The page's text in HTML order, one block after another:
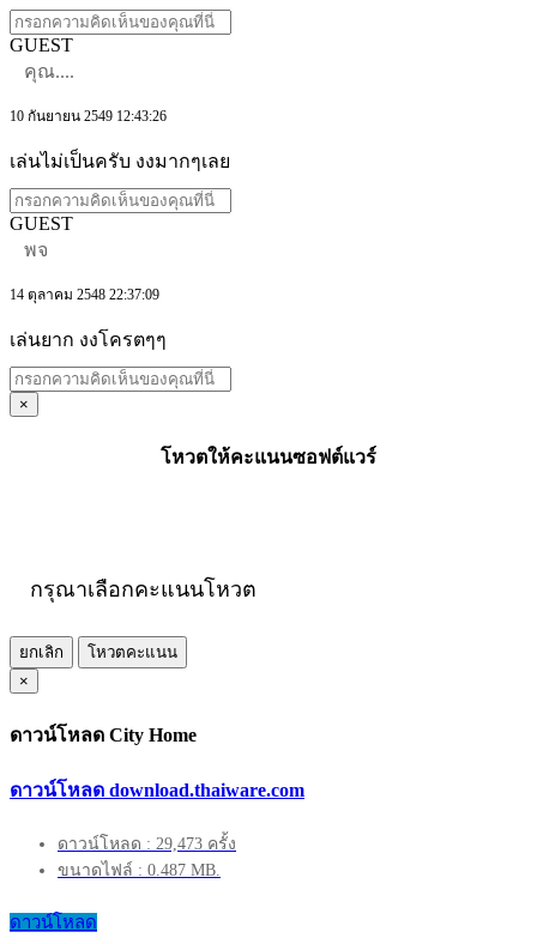
GUEST
คุณ....
10 กันยายน 2549 12:43:26
เล่นไม่เป็นครับ งงมากๆเลย
GUEST
พจ
14 ตุลาคม 2548 22:37:09
เล่นยาก งงโครตๆๆ
×
โหวตให้คะแนนซอฟต์แวร์
กรุณาเลือกคะแนนโหวต
ยกเลิก
โหวตคะแนน
×
ดาวน์โหลด City Home
ดาวน์โหลด download.thaiware.com
ดาวน์โหลด : 29,473 ครั้ง
ขนาดไฟล์ : 0.487 MB.
ดาวน์โหลด